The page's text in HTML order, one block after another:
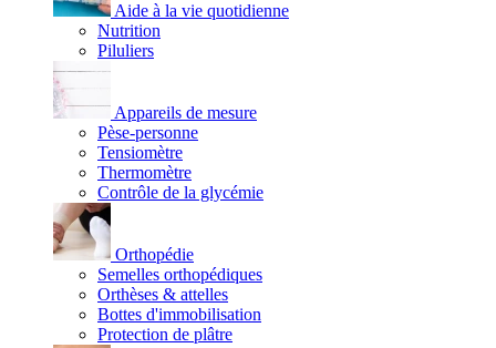
Aide à la vie quotidienne
Nutrition
Piluliers
Appareils de mesure
Pèse-personne
Tensiomètre
Thermomètre
Contrôle de la glycémie
Orthopédie
Semelles orthopédiques
Orthèses & attelles
Bottes d'immobilisation
Protection de plâtre